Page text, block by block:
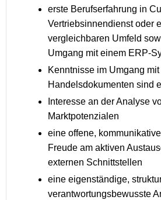
erste Berufserfahrung in
Vertriebsinnendienst oder
vergleichbaren Umfeld
Umgang mit einem ERP-
Kenntnisse im Umgang
Handelsdokumenten sind
Interesse an der Analyse
Marktpotenzialen
eine offene,
Freude am aktiven
externen Schnittstellen
eine eigenständige,
verantwortungsbewusste